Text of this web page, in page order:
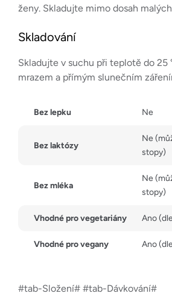
ženy. Skladujte mimo dosah
Skladování
Skladujte v suchu při teplotě do 25
mrazem a přímým slunečním
Bez lepku Ne
Bez laktózy
Ne
stopy)
Bez mléka
Ne
stopy)
Vhodné pro vegetariány Ano
Vhodné pro vegany Ano
#tab-Složení# #tab-Dávkování#